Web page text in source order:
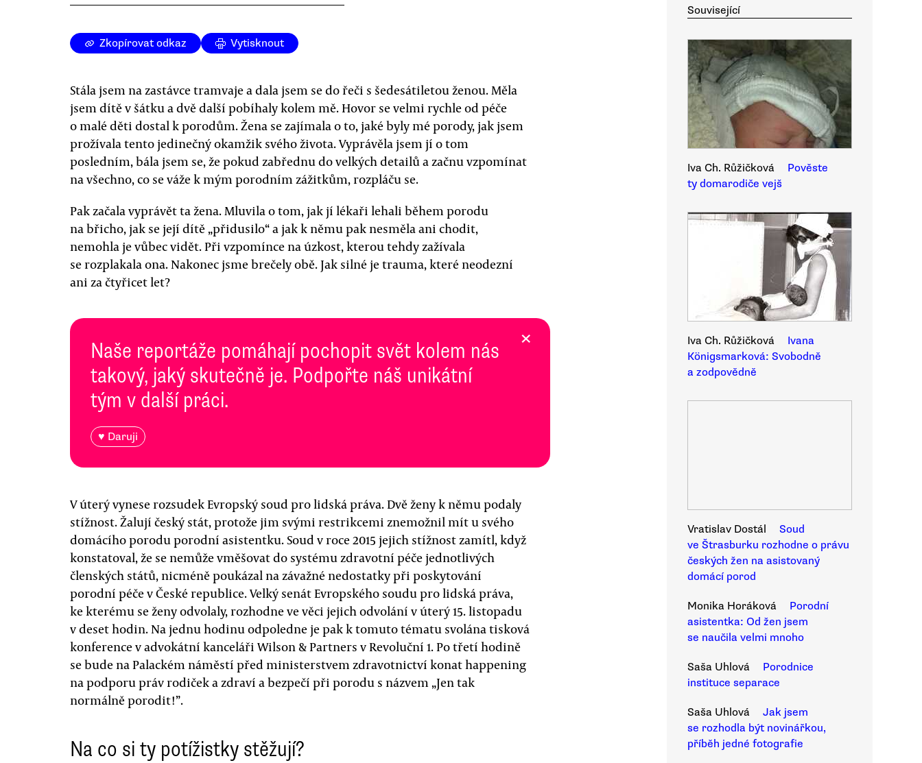
Zkopírovat odkaz Vytisknout
Stála jsem na zastávce tramvaje a dala jsem se do řeči s šedesátiletou ženou. Měla
jsem dítě v šátku a dvě další pobíhaly kolem mě. Hovor se velmi rychle od péče
o malé děti dostal k porodům. Žena se zajímala o to, jaké byly mé porody, jak jsem
prožívala tento jedinečný okamžik svého života. Vyprávěla jsem jí o tom
posledním, bála jsem se, že pokud zabřednu do velkých detailů a začnu vzpomínat
na všechno, co se váže k mým porodním zážitkům, rozpláču se.
Pak začala vyprávět ta žena. Mluvila o tom, jak jí lékaři lehali během porodu
na břicho, jak se její dítě „přidusilo“ a jak k němu pak nesměla ani chodit,
nemohla je vůbec vidět. Při vzpomínce na úzkost, kterou tehdy zažívala
se rozplakala ona. Nakonec jsme brečely obě. Jak silné je trauma, které neodezní
ani za čtyřicet let?
Naše reportáže pomáhají pochopit svět kolem nás
takový, jaký skutečně je. Podpořte náš unikátní
tým v další práci.
♥ Daruji
×
V úterý vynese rozsudek Evropský soud pro lidská práva. Dvě ženy k němu podaly
stížnost. Žalují český stát, protože jim svými restrikcemi znemožnil mít u svého
domácího porodu porodní asistentku. Soud v roce 2015 jejich stížnost zamítl, když
konstatoval, že se nemůže vměšovat do systému zdravotní péče jednotlivých
členských států, nicméně poukázal na závažné nedostatky při poskytování
porodní péče v České republice. Velký senát Evropského soudu pro lidská práva,
ke kterému se ženy odvolaly, rozhodne ve věci jejich odvolání v úterý 15. listopadu
v deset hodin. Na jednu hodinu odpoledne je pak k tomuto tématu svolána tisková
konference v advokátní kanceláři Wilson & Partners v Revoluční 1. Po třetí hodině
se bude na Palackém náměstí před ministerstvem zdravotnictví konat happening
na podporu práv rodiček a zdraví a bezpečí při porodu s názvem „Jen tak
normálně porodit!”.
Na co si ty potížistky stěžují?
Související
Iva Ch. Růžičková
Pověste
ty domarodiče vejš
Iva Ch. Růžičková
Ivana
Königsmarková: Svobodně
a zodpovědně
Vratislav Dostál
Soud
ve Štrasburku rozhodne o právu
českých žen na asistovaný
domácí porod
Monika Horáková
Porodní
asistentka: Od žen jsem
se naučila velmi mnoho
Saša Uhlová
Porodnice
instituce separace
Saša Uhlová
Jak jsem
se rozhodla být novinářkou,
příběh jedné fotografie